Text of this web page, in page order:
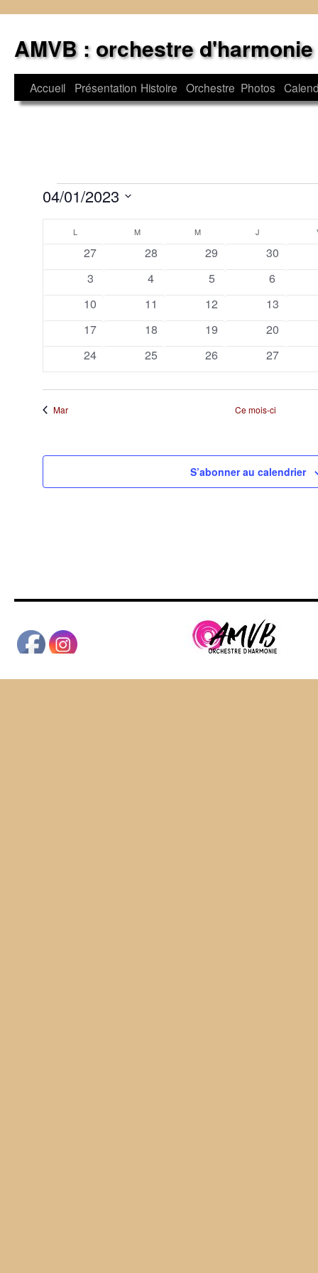
contenu
AMVB : orchestre d'harmonie
Accueil Présentation Histoire Orchestre Photos
Évènements
04/01/2023
Calendrier
Évènements
L MMARDI M J
0
évènements
27
0
évènements
28
1
évènement
29
0
30
0
évènements
3
0
évènements
4
1
évènement
5
0
6
0
évènements
10
0
évènements
11
1
évènement
12
0
13
0
évènements
17
0
évènements
18
1
évènement
19
0
20
0
évènements
24
0
évènements
25
1
évènement
26
0
27
Mar Ce mois-ci
S’abonner au calendrier